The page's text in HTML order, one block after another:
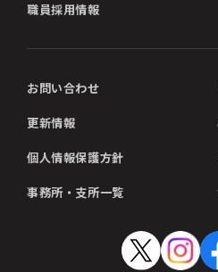
職員採用情報
お問い合わせ
更新情報
個人情報保護方針
事務所・支所一覧